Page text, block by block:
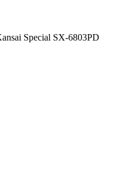
Special SX-6803PD